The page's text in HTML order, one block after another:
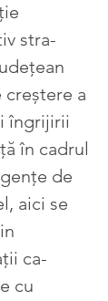
stra­
creștere a
îngrijirii
în cadrul
de
aici se
ca­
cu